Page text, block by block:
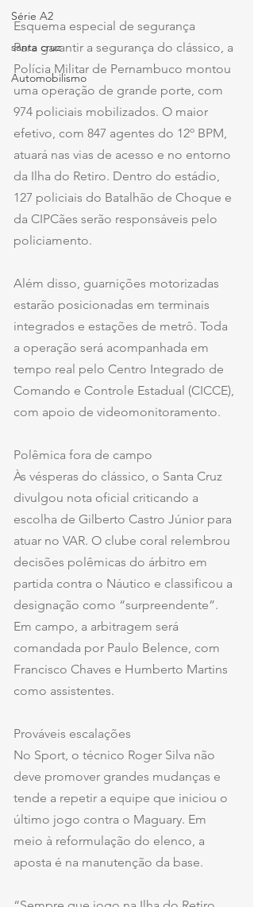
Série A2
santa cruz
Automobilismo
Esquema especial de segurança
Para garantir a segurança do clássico, a
Polícia Militar de Pernambuco montou
uma operação de grande porte, com
974 policiais mobilizados. O maior
efetivo, com 847 agentes do 12º BPM,
atuará nas vias de acesso e no entorno
da Ilha do Retiro. Dentro do estádio,
127 policiais do Batalhão de Choque e
da CIPCães serão responsáveis pelo
policiamento.
Além disso, guarnições motorizadas
estarão posicionadas em terminais
integrados e estações de metrô. Toda
a operação será acompanhada em
tempo real pelo Centro Integrado de
Comando e Controle Estadual (CICCE),
com apoio de videomonitoramento.
Polêmica fora de campo
Às vésperas do clássico, o Santa Cruz
divulgou nota oficial criticando a
escolha de Gilberto Castro Júnior para
atuar no VAR. O clube coral relembrou
decisões polêmicas do árbitro em
partida contra o Náutico e classificou a
designação como “surpreendente”.
Em campo, a arbitragem será
comandada por Paulo Belence, com
Francisco Chaves e Humberto Martins
como assistentes.
Prováveis escalações
No Sport, o técnico Roger Silva não
deve promover grandes mudanças e
tende a repetir a equipe que iniciou o
último jogo contra o Maguary. Em
meio à reformulação do elenco, a
aposta é na manutenção da base.